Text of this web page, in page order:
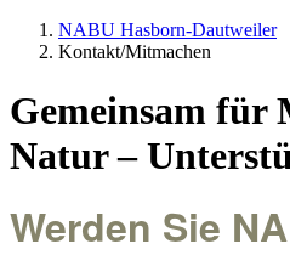
NABU Hasborn-Dautweiler
Kontakt/Mitmachen
Gemeinsam für
Natur –
Werden Sie